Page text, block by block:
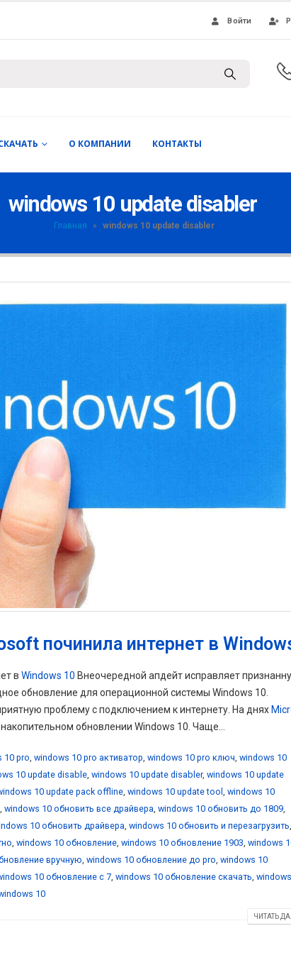
Войти
О КОМПАНИИ КОНТАКТЫ
windows 10 update disabler
Главная » windows 10 update disabler
починила интернет в
в Windows 10 Внеочередной апдейт исправляет
обновление для операционной системы Windows 10.
проблему с подключением к интернету. На днях
обновлении Windows 10. Чаще...
10 pro, windows 10 pro активатор, windows 10 pro ключ, windows 10
10 update disable, windows 10 update disabler, windows 10 update
10 update pack offline, windows 10 update tool , windows 10
, windows 10 обновить все драйвера, windows 10 обновить до 1809,
10 обновить драйвера, windows 10 обновить и перезагрузить,
, windows 10 обновление, windows 10 обновление 1903, windows
вручную, windows 10 обновление до pro, windows 10
10 обновление с 7, windows 10 обновление скачать,
10
ЧИТАТЬ